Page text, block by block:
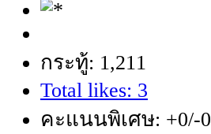
กระทู้: 1,211
Total likes: 3
คะแนนพิเศษ: +0/-0